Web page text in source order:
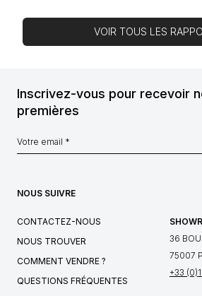
VOIR TOUS LES
Inscrivez-vous pour recevoir
premières
NOUS SUIVRE
CONTACTEZ-NOUS
NOUS TROUVER
COMMENT VENDRE ?
QUESTIONS FRÉQUENTES
36
75007
+33